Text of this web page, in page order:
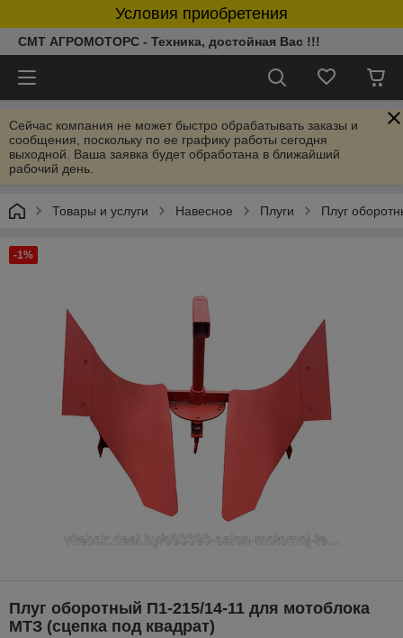
Условия приобретения
СМТ АГРОМОТОРС - Техника, достойная Вас !!!
Сейчас компания не может быстро обрабатывать заказы и
сообщения, поскольку по ее графику работы сегодня
выходной. Ваша заявка будет обработана в ближайший
рабочий день.
Товары и услуги Навесное Плуги Плуг
-1%
Плуг оборотный П1-215/14-11 для мотоблока
МТЗ (сцепка под квадрат)